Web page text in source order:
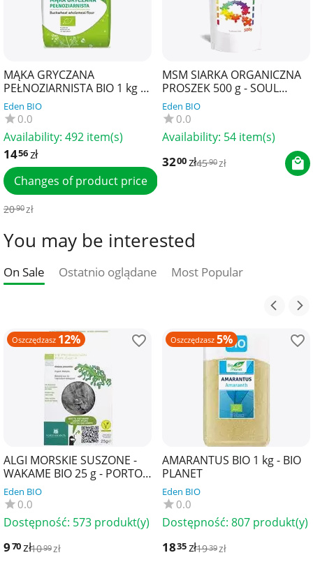
MĄKA GRYCZANA
PEŁNOZIARNISTA BIO 1 kg -
BIO PLANET
Eden BIO
0.0
Availability: 492 item(s)
1456zł
Changes of product price
2090zł
MSM SIARKA ORGANICZNA
PROSZEK 500 g - SOUL
FARM
Eden BIO
0.0
Availability: 54 item(s)
3200zł4590zł
You may be interested
On Sale Ostatnio oglądane Most Popular
Oszczędzasz 12%
ALGI MORSKIE SUSZONE -
WAKAME BIO 25 g - PORTO
MUINOS
Eden BIO
0.0
Dostępność: 573 produkt(y)
970zł1099zł
Oszczędzasz 5%
AMARANTUS BIO 1 kg - BIO
PLANET
Eden BIO
0.0
Dostępność: 807 produkt(y)
1835zł1939zł